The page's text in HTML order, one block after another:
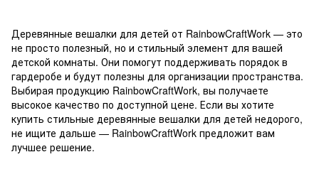
Деревянные вешалки для детей от RainbowCraftWork — это
не просто полезный, но и стильный элемент для вашей
детской комнаты. Они помогут поддерживать порядок в
гардеробе и будут полезны для организации пространства.
Выбирая продукцию RainbowCraftWork, вы получаете
высокое качество по доступной цене. Если вы хотите
купить стильные деревянные вешалки для детей недорого,
не ищите дальше — RainbowCraftWork предложит вам
лучшее решение.